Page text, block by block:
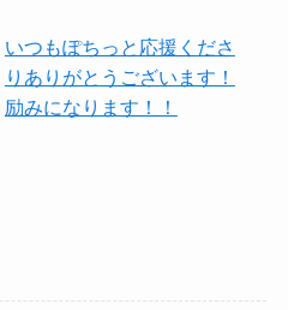
いつもぽちっと応援くださ
りありがとうございます！
励みになります！！